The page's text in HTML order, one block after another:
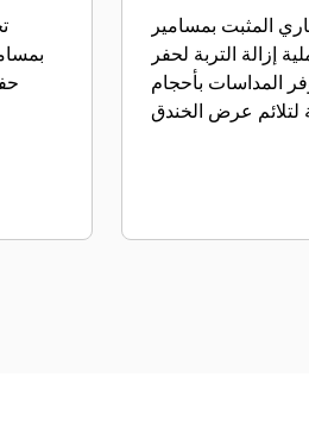
المثبت بمسامير
إزالة التربة لحفر
المداسات بأحجام